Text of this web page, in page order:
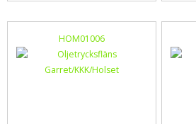
HOM01006